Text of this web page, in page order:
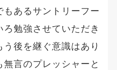
あるサントリーフー
勉強させていただき
後を継ぐ意識はあり
言のプレッシャーと